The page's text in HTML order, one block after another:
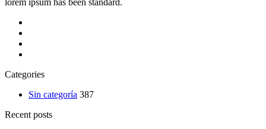
lorem ipsum has been standard.
Categories
Sin categoría 387
Recent posts